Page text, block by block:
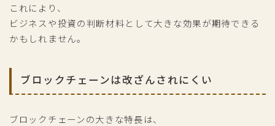
これにより、
ビジネスや投資の判断材料として大きな効果が期待できる
かもしれません。
ブロックチェーンは改ざんされにくい
ブロックチェーンの大きな特長は、